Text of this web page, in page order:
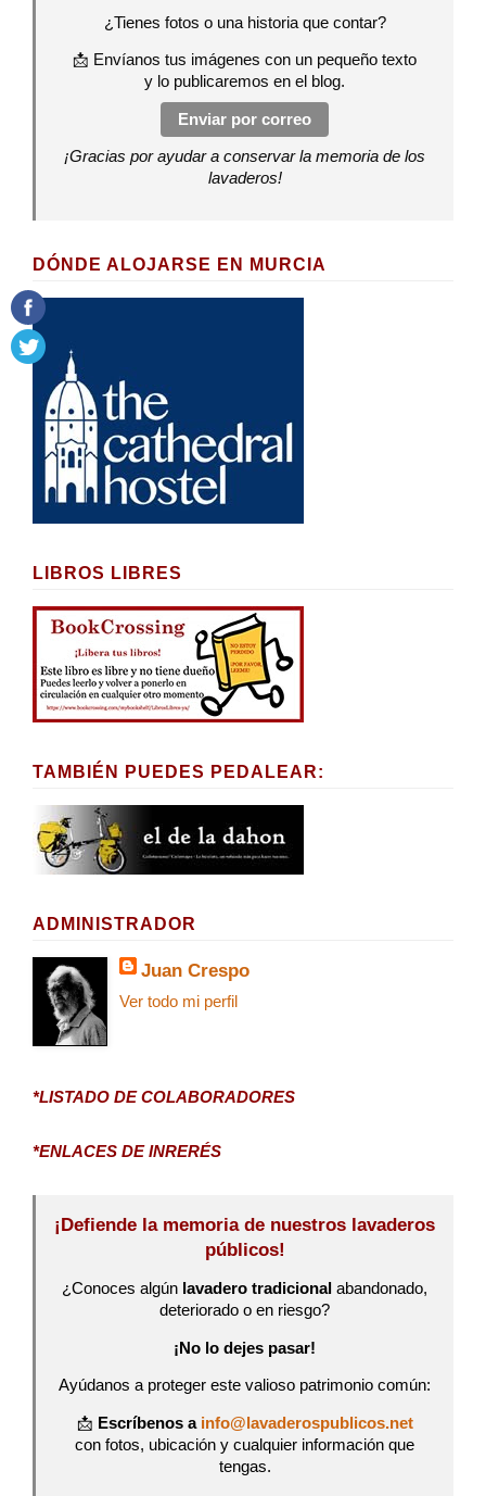
¿Tienes fotos o una historia que contar?
📩 Envíanos tus imágenes con un pequeño texto
y lo publicaremos en el blog.
Enviar por correo
¡Gracias por ayudar a conservar la memoria de los
lavaderos!
DÓNDE ALOJARSE EN MURCIA
LIBROS LIBRES
TAMBIÉN PUEDES PEDALEAR:
ADMINISTRADOR
Juan Crespo
Ver todo mi perfil
*LISTADO DE COLABORADORES
*ENLACES DE INRERÉS
¡Defiende la memoria de nuestros lavaderos
públicos!
¿Conoces algún lavadero tradicional abandonado,
deteriorado o en riesgo?
¡No lo dejes pasar!
Ayúdanos a proteger este valioso patrimonio común:
📩 Escríbenos a info@lavaderospublicos.net
con fotos, ubicación y cualquier información que
tengas.